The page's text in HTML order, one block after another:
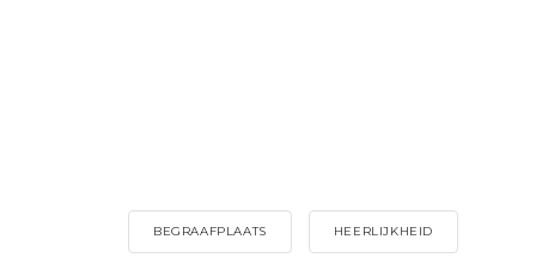
BEGRAAFPLAATS HEERLIJKHEID